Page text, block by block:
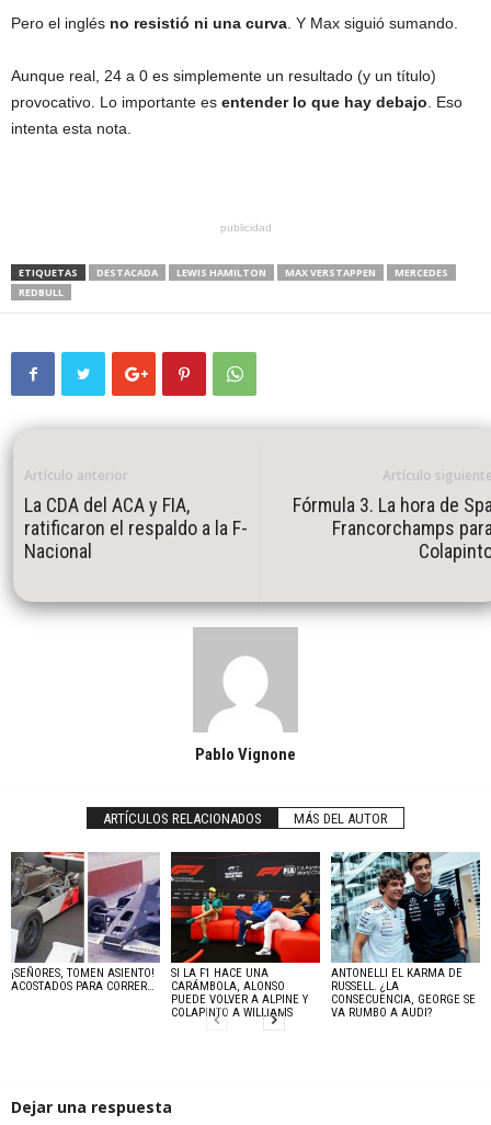
Pero el inglés no resistió ni una curva . Y Max siguió sumando.
Aunque real, 24 a 0 es simplemente un resultado (y un título)
provocativo. Lo importante es entender lo que hay debajo . Eso
intenta esta nota.
publicidad
ETIQUETAS DESTACADA LEWIS HAMILTON MAX VERSTAPPEN
MERCEDES
REDBULL
Artículo anterior
La CDA del ACA y FIA,
ratificaron el respaldo a la F-
Nacional
Artículo
Fórmula 3. La hora de
Francorchamps
Pablo Vignone
ARTÍCULOS RELACIONADOS MÁS DEL AUTOR
¡SEÑORES, TOMEN ASIENTO!
ACOSTADOS PARA CORRER…
SI LA F1 HACE UNA
CARÁMBOLA, ALONSO
PUEDE VOLVER A ALPINE Y
COLAPINTO A WILLIAMS
ANTONELLI EL KARMA DE
RUSSELL. ¿LA
CONSECUENCIA, GEORGE SE
VA RUMBO A AUDI?
Dejar una respuesta